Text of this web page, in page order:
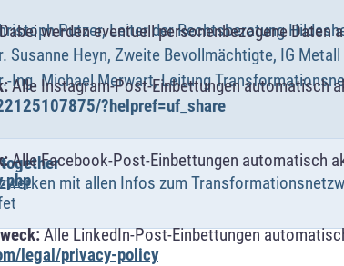
werden eventuell personenbezogene Daten
Alle Instagram-Post-Einbettungen automatisch
?helpref=uf_share
Alle Facebook-Post-Einbettungen automatisch
Alle LinkedIn-Post-Einbettungen
legal/privacy-policy
Putzer, Leiter der Rechtsberatung
Susanne Heyn, Zweite Bevollmächtigte, IG
Ing. Michael Merwart, Leitung
mit allen Infos zum